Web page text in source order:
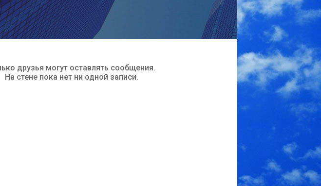
друзья могут оставлять сообщения.
На стене пока нет ни одной записи.